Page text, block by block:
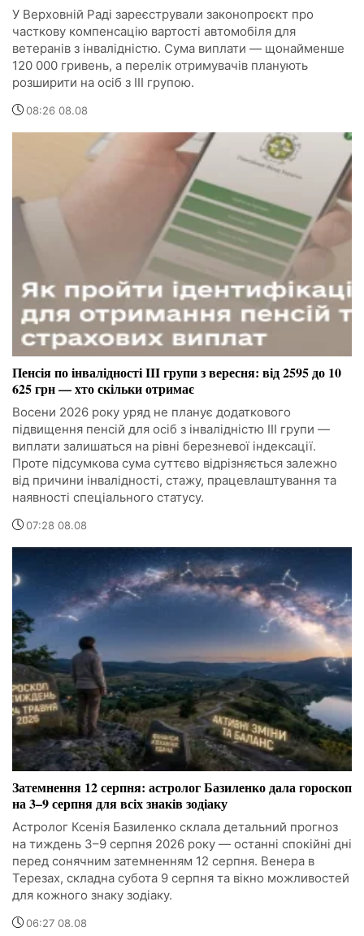
У Верховній Раді зареєстрували законопроєкт про
часткову компенсацію вартості автомобіля для
ветеранів з інвалідністю. Сума виплати — щонайменше
120 000 гривень, а перелік отримувачів планують
розширити на осіб з III групою.
08:26 08.08
Пенсія по інвалідності III групи з вересня: від 2595 до 10
625 грн — хто скільки отримає
Восени 2026 року уряд не планує додаткового
підвищення пенсій для осіб з інвалідністю III групи —
виплати залишаться на рівні березневої індексації.
Проте підсумкова сума суттєво відрізняється залежно
від причини інвалідності, стажу, працевлаштування та
наявності спеціального статусу.
07:28 08.08
Затемнення 12 серпня: астролог Базиленко дала гороскоп
на 3–9 серпня для всіх знаків зодіаку
Астролог Ксенія Базиленко склала детальний прогноз
на тиждень 3–9 серпня 2026 року — останні спокійні дні
перед сонячним затемненням 12 серпня. Венера в
Терезах, складна субота 9 серпня та вікно можливостей
для кожного знаку зодіаку.
06:27 08.08